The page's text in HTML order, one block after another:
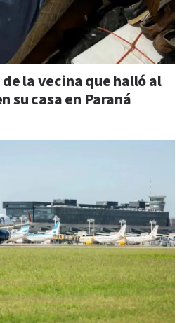
la vecina que halló al
su casa en Paraná